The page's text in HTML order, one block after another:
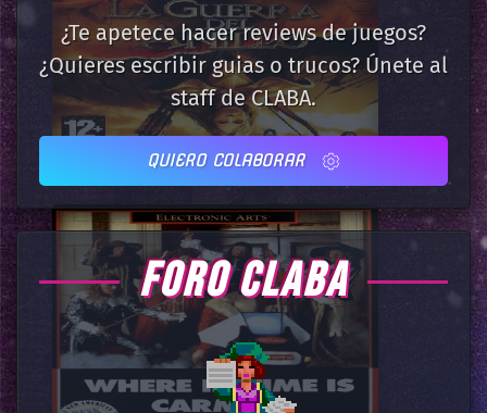
¿Te apetece hacer reviews de juegos?
¿Quieres escribir guias o trucos? Únete al
staff de CLABA.
QUIERO COLABORAR
FORO CLABA